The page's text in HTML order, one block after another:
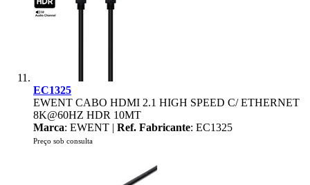
EC1325
EWENT CABO HDMI 2.1 HIGH SPEED C/ ETHERNET
8K@60HZ HDR 10MT
Marca: EWENT | Ref. Fabricante: EC1325
Preço sob consulta